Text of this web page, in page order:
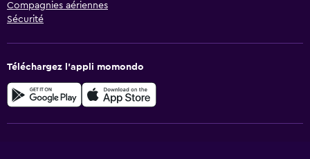
Compagnies aériennes
Sécurité
Téléchargez l’appli momondo